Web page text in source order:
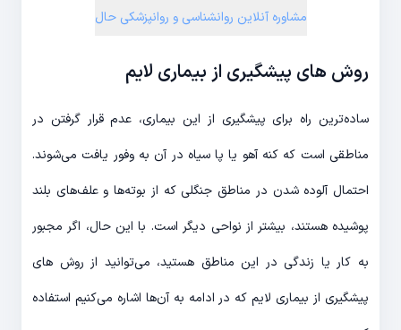
مشاوره آنلاین روانشناسی و روانپزشکی حال
روش های پیشگیری از بیماری لایم
ساده‌ترین راه برای پیشگیری از این بیماری، عدم قرار گرفتن در
مناطقی است که کنه‌ آهو یا پا سیاه در آن به وفور یافت می‌شوند.
احتمال آلوده شدن در مناطق جنگلی که از بوته‌ها و علف‌های بلند
پوشیده هستند، بیشتر از نواحی دیگر است. با این حال، اگر مجبور
به کار یا زندگی در این مناطق هستید، می‌توانید از روش های
پیشگیری از بیماری لایم که در ادامه به آن‌ها اشاره می‌کنیم استفاده